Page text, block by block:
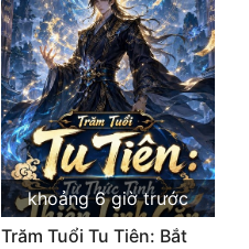
khoảng 6 giờ trước
Trăm Tuổi Tu Tiên: Bắt